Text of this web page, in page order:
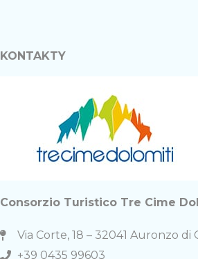
KONTAKTY
Consorzio Turistico Tre Cime
Via Corte, 18 – 32041 Auronzo di
+39 0435 99603